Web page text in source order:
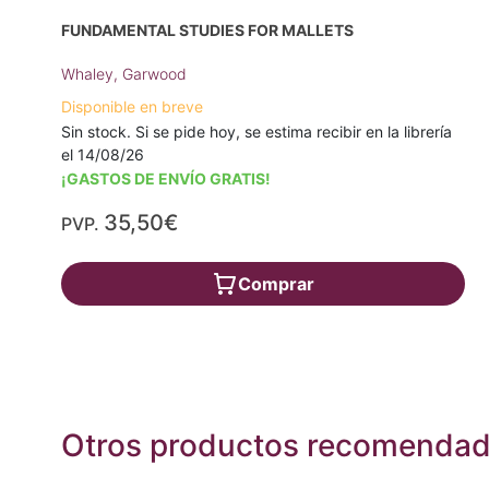
FUNDAMENTAL STUDIES FOR MALLETS
Whaley, Garwood
Disponible en breve
Sin stock. Si se pide hoy, se estima recibir en la librería
el 14/08/26
¡GASTOS DE ENVÍO GRATIS!
PVP. 35,50€
Comprar
Otros productos